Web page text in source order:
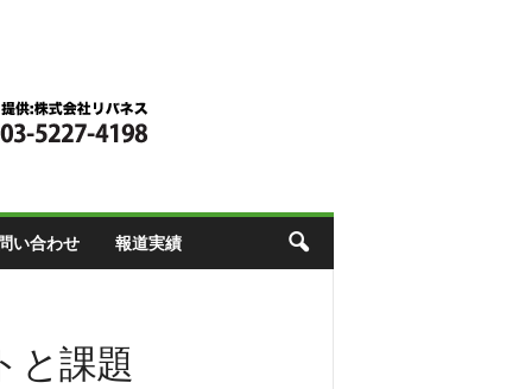
い合わせ 報道実績
と課題